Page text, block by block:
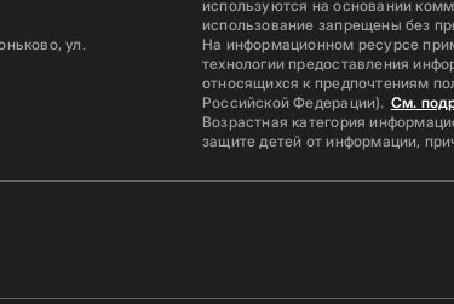
ул.
используются на основании
использование запрещены без
На информационном ресурсе
технологии предоставления
относящихся к предпочтениям
Российской Федерации). См.
Возрастная категория
защите детей от информации,